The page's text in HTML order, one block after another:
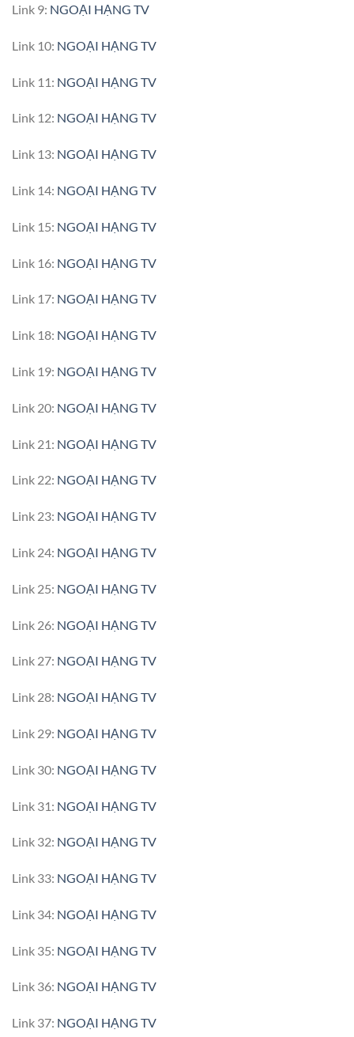
Link 9: NGOẠI HẠNG TV
Link 10: NGOẠI HẠNG TV
Link 11: NGOẠI HẠNG TV
Link 12: NGOẠI HẠNG TV
Link 13: NGOẠI HẠNG TV
Link 14: NGOẠI HẠNG TV
Link 15: NGOẠI HẠNG TV
Link 16: NGOẠI HẠNG TV
Link 17: NGOẠI HẠNG TV
Link 18: NGOẠI HẠNG TV
Link 19: NGOẠI HẠNG TV
Link 20: NGOẠI HẠNG TV
Link 21: NGOẠI HẠNG TV
Link 22: NGOẠI HẠNG TV
Link 23: NGOẠI HẠNG TV
Link 24: NGOẠI HẠNG TV
Link 25: NGOẠI HẠNG TV
Link 26: NGOẠI HẠNG TV
Link 27: NGOẠI HẠNG TV
Link 28: NGOẠI HẠNG TV
Link 29: NGOẠI HẠNG TV
Link 30: NGOẠI HẠNG TV
Link 31: NGOẠI HẠNG TV
Link 32: NGOẠI HẠNG TV
Link 33: NGOẠI HẠNG TV
Link 34: NGOẠI HẠNG TV
Link 35: NGOẠI HẠNG TV
Link 36: NGOẠI HẠNG TV
Link 37: NGOẠI HẠNG TV